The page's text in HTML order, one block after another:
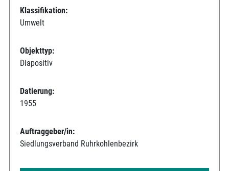
Klassifikation:
Umwelt
Objekttyp:
Diapositiv
Datierung:
1955
Auftraggeber/in:
Siedlungsverband Ruhrkohlenbezirk